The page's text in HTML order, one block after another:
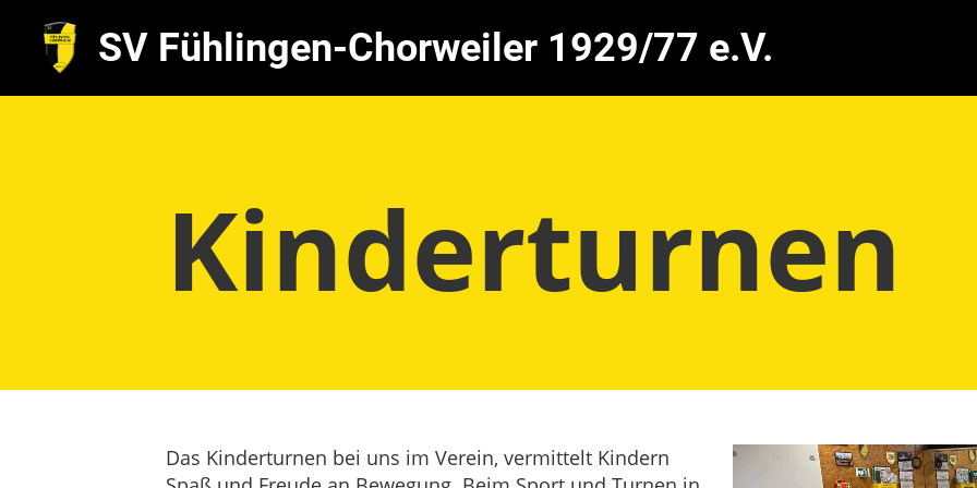
SV Fühlingen-Chorweiler 1929/77 e.V.
Kinderturnen
Das Kinderturnen bei uns im Verein, vermittelt Kindern